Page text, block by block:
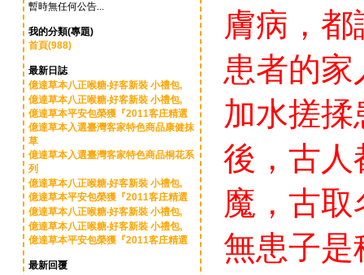
暫時無任何公告...
我的分類(專題)
首頁(988)
最新日誌
億達草本八正喉糖‧好客新裝 小禮包,
億達草本八正喉糖‧好客新裝 小禮包,
億達草本平安包榮獲『2011客庄精選
億達草本入選臺灣客家特色商品康健抹
草
億達草本入選臺灣客家特色商品桐花系
列
億達草本八正喉糖‧好客新裝 小禮包,
億達草本平安包榮獲『2011客庄精選
億達草本八正喉糖‧好客新裝 小禮包,
億達草本八正喉糖‧好客新裝 小禮包,
億達草本平安包榮獲『2011客庄精選
最新回覆
膚病，
患者的
加水搓
後，古人
魔，古
無患子是